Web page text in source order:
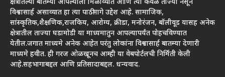
क्षेत्रातल्या बातम्या आपल्याला मिळाव्यात आणि त्या केवळ ताज्या नसून
विश्वासार्ह असाव्यात हा त्या पाठीमागे उद्देश आहे. सामाजिक,
सांस्कृतिक,शैक्षणिक,राजकिय, आरोग्य, क्रीडा, मनोरंजन, बॉलीवूड यासह अनेक
क्षेत्रातील ताज्या घडामोडी या माध्यमातुन आपल्यापर्यंत पोहचविण्यात
येतील.जगात माध्यमे अनेक आहेत परंतु लोकांना विश्वासार्ह बातम्या देणारी
माध्यमे हवीत. ही गरज ओळखूनच आम्ही या वेबपोर्टलची निर्मिती केली
आहे.सहभागाबद्दल आणि प्रतिसादाबद्दल. धन्यवाद.